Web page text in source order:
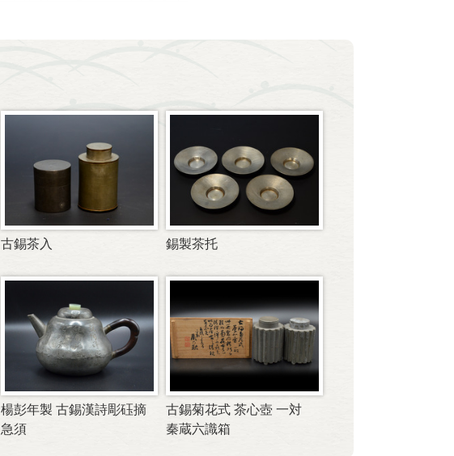
古錫茶入 錫製茶托
楊彭年製 古錫漢詩彫砡摘
急須
古錫菊花式 茶心壺 一対
秦蔵六識箱